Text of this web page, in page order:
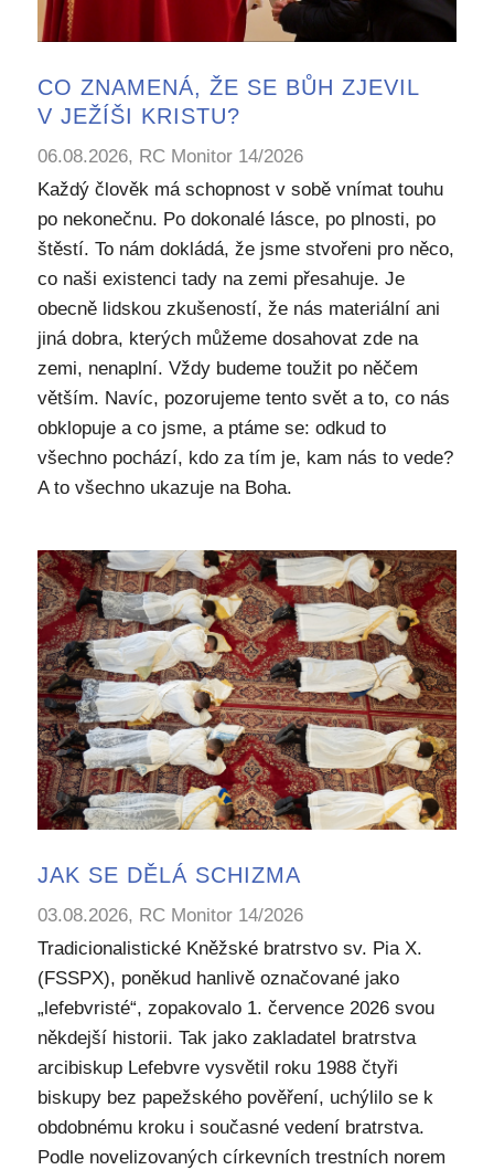
CO ZNAMENÁ, ŽE SE BŮH ZJEVIL
V JEŽÍŠI KRISTU?
06.08.2026, RC Monitor 14/2026
Každý člověk má schopnost v sobě vnímat touhu
po nekonečnu. Po dokonalé lásce, po plnosti, po
štěstí. To nám dokládá, že jsme stvořeni pro něco,
co naši existenci tady na zemi přesahuje. Je
obecně lidskou zkušeností, že nás materiální ani
jiná dobra, kterých můžeme dosahovat zde na
zemi, nenaplní. Vždy budeme toužit po něčem
větším. Navíc, pozorujeme tento svět a to, co nás
obklopuje a co jsme, a ptáme se: odkud to
všechno pochází, kdo za tím je, kam nás to vede?
A to všechno ukazuje na Boha.
JAK SE DĚLÁ SCHIZMA
03.08.2026, RC Monitor 14/2026
Tradicionalistické Kněžské bratrstvo sv. Pia X.
(FSSPX), poněkud hanlivě označované jako
„lefebvristé“, zopakovalo 1. července 2026 svou
někdejší historii. Tak jako zakladatel bratrstva
arcibiskup Lefebvre vysvětil roku 1988 čtyři
biskupy bez papežského pověření, uchýlilo se k
obdobnému kroku i současné vedení bratrstva.
Podle novelizovaných církevních trestních norem